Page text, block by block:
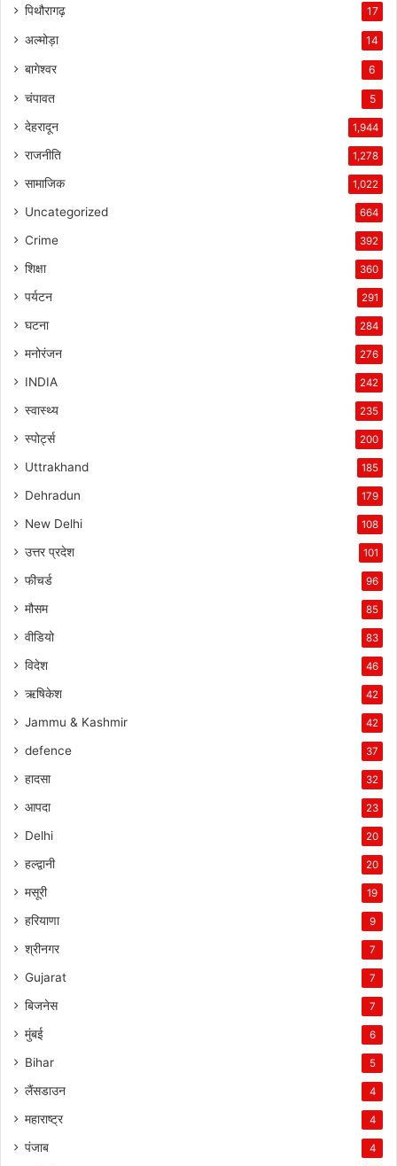
पिथौरागढ़ 17
अल्मोड़ा 14
बागेश्वर 6
चंपावत 5
देहरादून 1,944
राजनीति 1,278
सामाजिक 1,022
Uncategorized 664
Crime 392
शिक्षा 360
पर्यटन 291
घटना 284
मनोरंजन 276
INDIA 242
स्वास्थ्य 235
स्पोर्ट्स 200
Uttrakhand 185
Dehradun 179
New Delhi 108
उत्तर प्रदेश 101
फीचर्ड 96
मौसम 85
वीडियो 83
विदेश 46
ऋषिकेश 42
Jammu & Kashmir 42
defence 37
हादसा 32
आपदा 23
Delhi 20
हल्द्वानी 20
मसूरी 19
हरियाणा 9
श्रीनगर 7
Gujarat 7
बिजनेस 7
मुंबई 6
Bihar 5
लैंसडाउन 4
महाराष्ट्र 4
पंजाब 4